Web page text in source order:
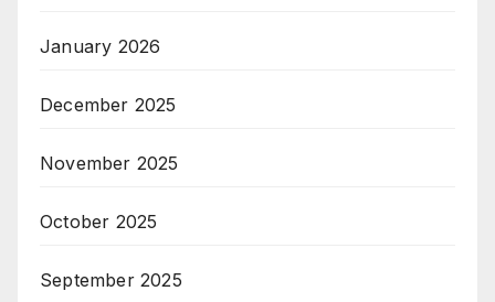
January 2026
December 2025
November 2025
October 2025
September 2025